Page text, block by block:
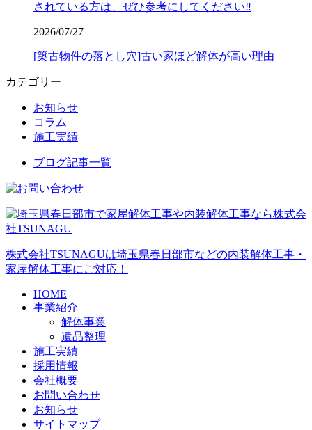
されている方は、ぜひ参考にしてください‼️
2026/07/27
[築古物件の落とし穴]古い家ほど解体が高い理由
カテゴリー
お知らせ
コラム
施工実績
ブログ記事一覧
株式会社TSUNAGUは埼玉県春日部市などの内装解体工事・
家屋解体工事にご対応！
HOME
事業紹介
解体事業
遺品整理
施工実績
採用情報
会社概要
お問い合わせ
お知らせ
サイトマップ